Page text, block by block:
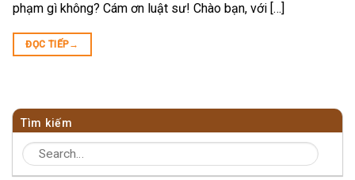
phạm gì không? Cám ơn luật sư! Chào bạn, với […]
ĐỌC TIẾP→
Tìm kiếm